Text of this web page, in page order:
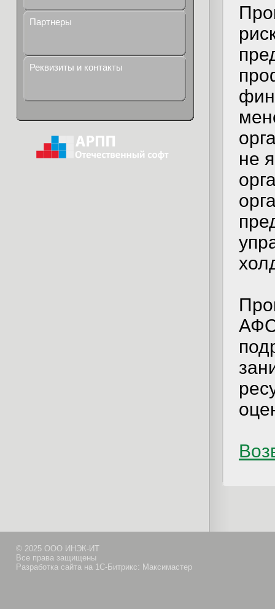
Партнеры
Реквизиты и контакты
не
© 2025 ООО ИНЭК-ИТ
Все права защищены
Разработка сайта на 1С-Битрикс: Максимастер